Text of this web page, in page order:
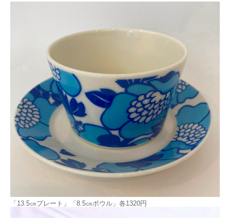
「13.5㎝プレート」「8.5㎝ボウル」各1320円